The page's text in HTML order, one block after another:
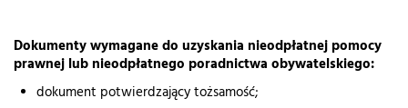
Dokumenty wymagane do uzyskania nieodpłatnej pomocy
prawnej lub nieodpłatnego poradnictwa obywatelskiego:
dokument potwierdzający tożsamość;